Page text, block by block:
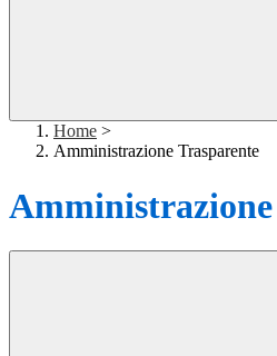
Home >
Amministrazione Trasparente